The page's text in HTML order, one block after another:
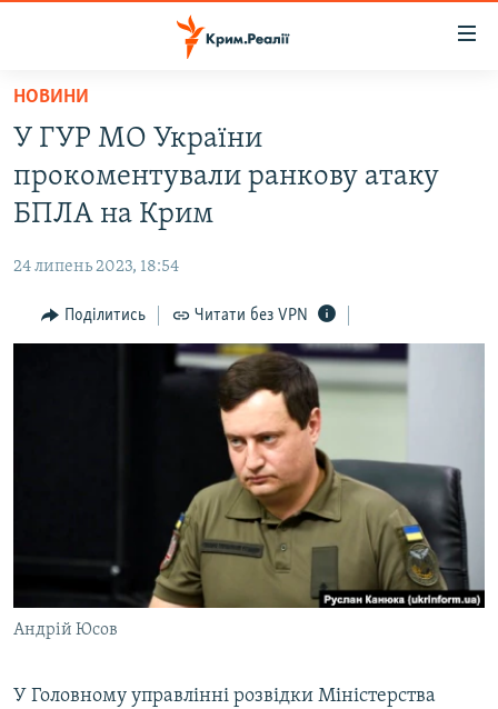
Перейти
основного
матеріалу
Перейти
до
основної
Перейти
до
ВІДЕО ТА ФОТО
БЛОГИ
ПОГЛЯД
ВІДЕОУРОКИ «ELIFBE»
СВІДЧЕННЯ ОКУПАЦІЇ
УКРАЇНСЬКА ПРОБЛЕМА КРИМУ
ІНФОГРАФІКА
ЯК ОБІЙТИ БЛОКУВАННЯ
ДОЛУЧАЙСЯ!
НОВИНИ
У ГУР МО України
прокоментували ранкову атаку
БПЛА на Крим
24 липень 2023, 18:54
Поділитись Читати без VPN
Андрій Юсов
У Головному управлінні розвідки Міністерства